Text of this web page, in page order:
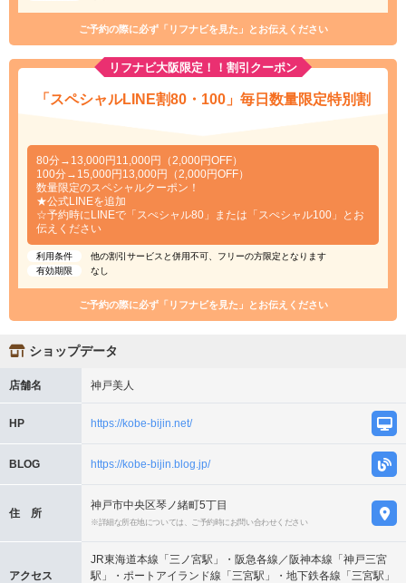
ご予約の際に必ず「リフナビを見た」とお伝えください
リフナビ大阪限定！！割引クーポン
「スペシャルLINE割80・100」毎日数量限定特別割
80分→13,000円11,000円（2,000円OFF）
100分→15,000円13,000円（2,000円OFF）
数量限定のスペシャルクーポン！
★公式LINEを追加
☆予約時にLINEで「スぺシャル80」または「スぺシャル100」とお
伝えください
利用条件
他の割引サービスと併用不可、フリーの方限定となります
有効期限
なし
ご予約の際に必ず「リフナビを見た」とお伝えください
ショップデータ
店舗名 神戸美人
HP https://kobe-bijin.net/
BLOG https://kobe-bijin.blog.jp/
住 所
神戸市中央区琴ノ緒町5丁目
※詳細な所在地については、ご予約時にお問い合わせください
アクセス
JR東海道本線「三ノ宮駅」・阪急各線／阪神本線「神戸三宮
駅」・ポートアイランド線「三宮駅」・地下鉄各線「三宮駅」